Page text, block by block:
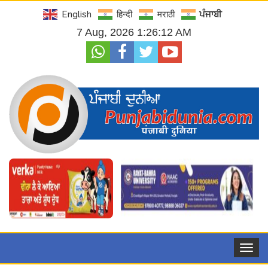
English हिन्दी मराठी ਪੰਜਾਬੀ
7 Aug, 2026 1:26:13 AM
Toggle